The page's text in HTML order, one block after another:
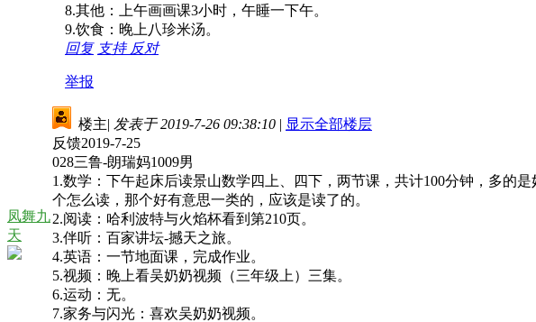
8.其他：上午画画课3小时，午睡一下午。
9.饮食：晚上八珍米汤。
回复 支持 反对
举报
凤舞九
天
楼主| 发表于 2019-7-26 09:38:10 | 显示全部楼层
反馈2019-7-25
028三鲁-朗瑞妈1009男
1.数学：下午起床后读景山数学四上、四下，两节课，共计100分钟，多的
个怎么读，那个好有意思一类的，应该是读了的。
2.阅读：哈利波特与火焰杯看到第210页。
3.伴听：百家讲坛-撼天之旅。
4.英语：一节地面课，完成作业。
5.视频：晚上看吴奶奶视频（三年级上）三集。
6.运动：无。
7.家务与闪光：喜欢吴奶奶视频。